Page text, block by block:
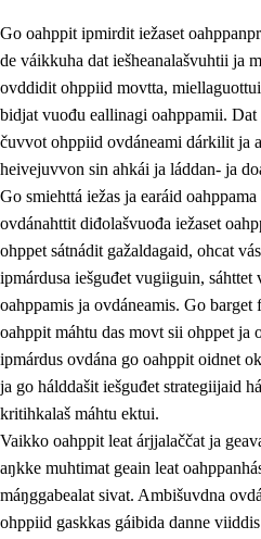
Oahppama prinsihpat,
2.1 Sosiála oahppan ja
Gealbu fágain
2.3 Vuođđogálggat
Oahppat oahppat
Fágaidrasttideaddji fáttát
Go oahppit ipmirdit iežaset
de váikkuha dat iešheanalašvuhtii ja
ovddidit ohppiid movtta,
bidjat vuođu eallinagi oahppamii. Dat
čuvvot ohppiid ovdáneami dárkilit ja
heivejuvvon sin ahkái ja láddan- ja
Go smiehttá iežas ja earáid
ovdánahttit diđolašvuođa iežaset
ohppet sátnádit gažaldagaid, ohcat
ipmárdusa iešguđet vugiiguin,
oahppamis ja ovdáneamis. Go barget
oahppit máhtu das movt sii ohppet ja
ipmárdus ovdána go oahppit oidnet
ja go hálddašit iešguđet strategiijaid
kritihkalaš máhtu ektui.
Vaikko oahppit leat árjjalaččat ja
aŋkke muhtimat geain leat
máŋggabealat sivat. Ambišuvdna
ohppiid gaskkas gáibida danne